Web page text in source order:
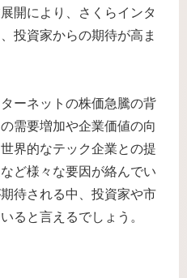
開により、さくらインタ
投資家からの期待が高ま
ーネットの株価急騰の背
需要増加や企業価値の向
界的なテック企業との提
ど様々な要因が絡んでい
待される中、投資家や市
ると言えるでしょう。